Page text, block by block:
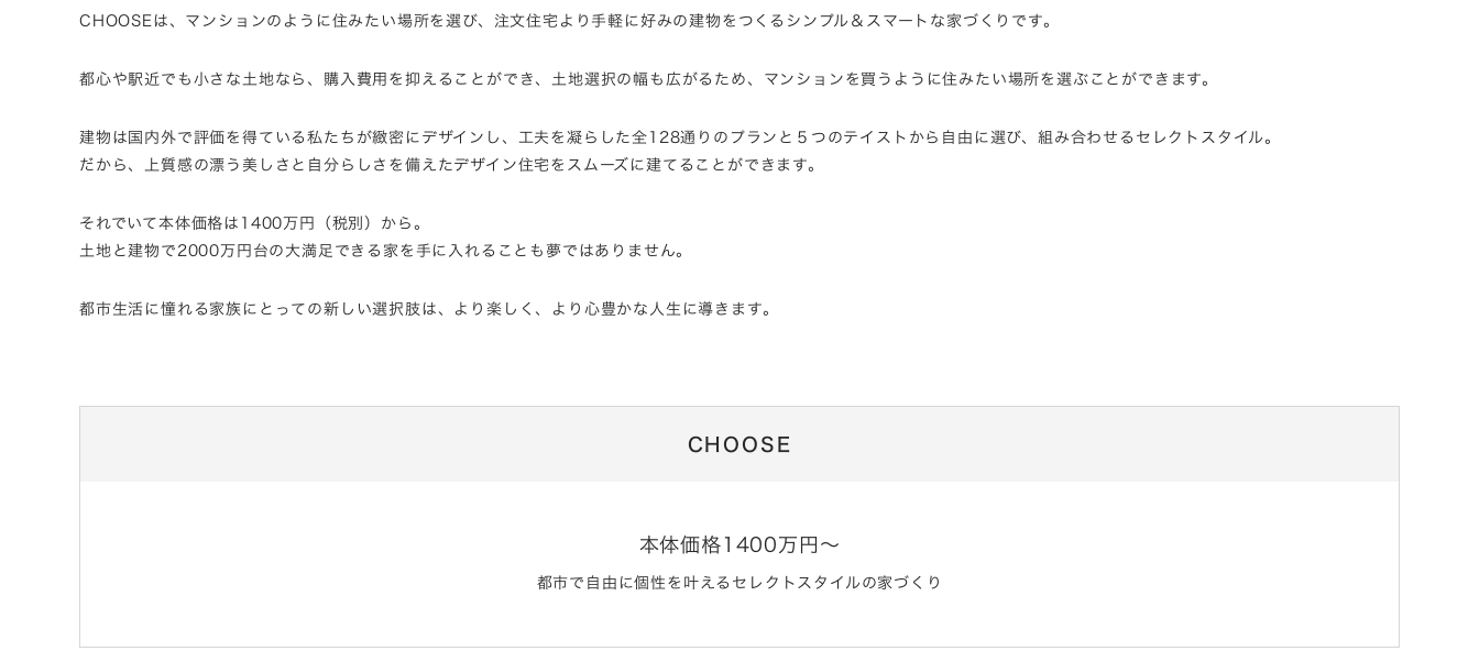
CHOOSEは、マンションのように住みたい場所を選び、注文住宅より手軽に好みの建物をつくるシンプル＆スマートな家づくりです。
都心や駅近でも小さな土地なら、購入費用を抑えることができ、土地選択の幅も広がるため、マンションを買うように住みたい場所を選ぶことができます。
建物は国内外で評価を得ている私たちが緻密にデザインし、工夫を凝らした全128通りのプランと５つのテイストから自由に選び、組み合わせるセレクトスタイル。
だから、上質感の漂う美しさと自分らしさを備えたデザイン住宅をスムーズに建てることができます。
それでいて本体価格は1400万円（税別）から。
土地と建物で2000万円台の大満足できる家を手に入れることも夢ではありません。
都市生活に憧れる家族にとっての新しい選択肢は、より楽しく、より心豊かな人生に導きます。
CHOOSE
本体価格1400万円～
都市で自由に個性を叶えるセレクトスタイルの家づくり